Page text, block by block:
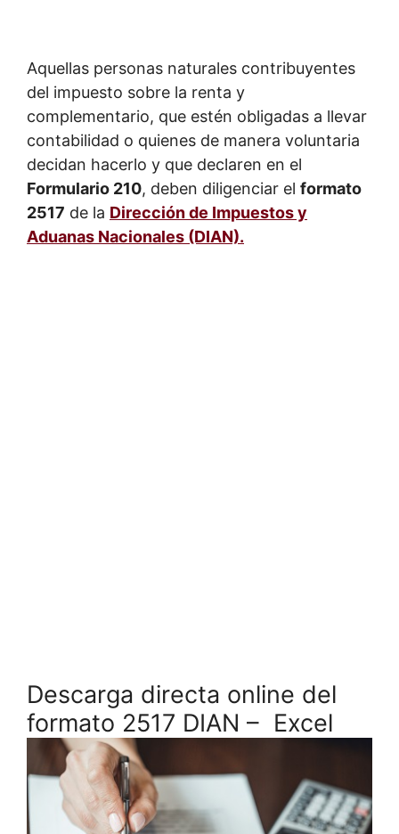
Aquellas personas naturales contribuyentes
del impuesto sobre la renta y
complementario, que estén obligadas a llevar
contabilidad o quienes de manera voluntaria
decidan hacerlo y que declaren en el
Formulario 210, deben diligenciar el formato
2517 de la Dirección de Impuestos y
Aduanas Nacionales (DIAN).
Descarga directa online del
formato 2517 DIAN – Excel